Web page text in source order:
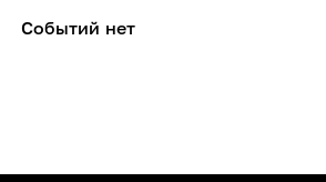
Событий нет